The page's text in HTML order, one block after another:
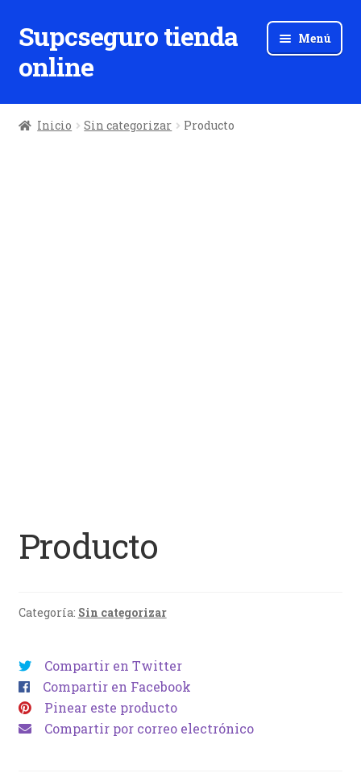
Ir
a
la
Ir
al
contenido
Supcseguro tienda
online
Menú
Inicio Sin categorizar Producto
Producto
Categoría: Sin categorizar
Compartir en Twitter
Compartir en Facebook
Pinear este producto
Compartir por correo electrónico